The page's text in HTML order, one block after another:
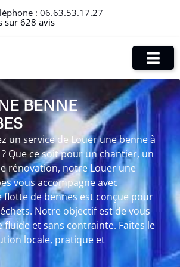
: 06.63.53.17.27
sur 628 avis
BENNE
un service de Louer une benne à
Que ce soit pour un chantier, un
rénovation, notre Louer une
vous accompagne avec
flotte de bennes est conçue pour
Notre objectif est de vous
et sans contrainte. Faites le
locale, pratique et